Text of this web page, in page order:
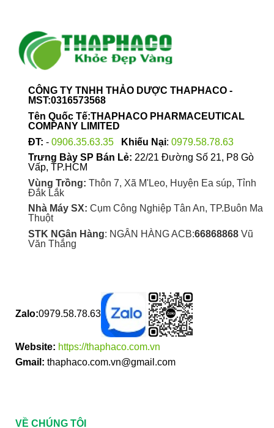
CÔNG TY TNHH THẢO DƯỢC THAPHACO -
MST:0316573568
Tên Quốc Tế:THAPHACO PHARMACEUTICAL
COMPANY LIMITED
ĐT: - 0906.35.63.35 Khiếu Nại: 0979.58.78.63
Trưng Bày SP Bán Lẻ: 22/21 Đường Số 21, P8 Gò
Vấp, TP.HCM
Vùng Trồng: Thôn 7, Xã M'Leo, Huyện Ea súp, Tỉnh
Đắk Lắk
Nhà Máy SX: Cụm Công Nghiệp Tân An, TP.Buôn Ma
Thuột
STK NGân Hàng: NGÂN HÀNG ACB:66868868Vũ
Văn Thắng
Zalo:0979.58.78.63
Website: https://thaphaco.com.vn
Gmail: thaphaco.com.vn@gmail.com
VỀ CHÚNG TÔI